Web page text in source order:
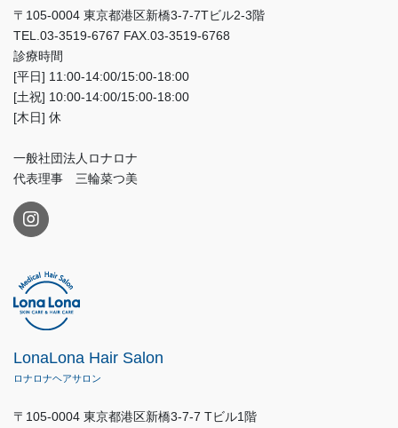
〒105-0004 東京都港区新橋3-7-7Tビル2-3階
TEL.03-3519-6767 FAX.03-3519-6768
診療時間
[平日] 11:00-14:00/15:00-18:00
[土祝] 10:00-14:00/15:00-18:00
[木日] 休
一般社団法人ロナロナ
代表理事 三輪菜つ美
LonaLona Hair Salon
ロナロナヘアサロン
〒105-0004 東京都港区新橋3-7-7 Tビル1階